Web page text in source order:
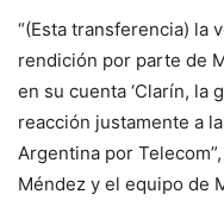
“(Esta transferencia) la
rendición por parte de
en su cuenta ‘Clarín, la
reacción justamente a
Argentina por
Méndez y el equipo de